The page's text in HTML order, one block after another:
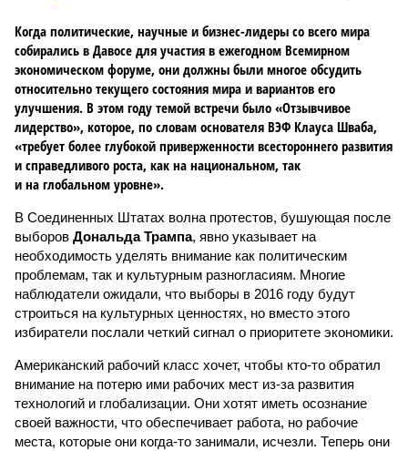
Когда политические, научные и бизнес-лидеры со всего мира
собирались в Давосе для участия в ежегодном Всемирном
экономическом форуме, они должны были многое обсудить
относительно текущего состояния мира и вариантов его
улучшения. В этом году темой встречи было «Отзывчивое
лидерство», которое, по словам основателя ВЭФ Клауса Шваба,
«требует более глубокой приверженности всестороннего развития
и справедливого роста, как на национальном, так
и на глобальном уровне».
В Соединенных Штатах волна протестов, бушующая после
выборов Дональда Трампа, явно указывает на
необходимость уделять внимание как политическим
проблемам, так и культурным разногласиям. Многие
наблюдатели ожидали, что выборы в 2016 году будут
строиться на культурных ценностях, но вместо этого
избиратели послали четкий сигнал о приоритете экономики.
Американский рабочий класс хочет, чтобы кто-то обратил
внимание на потерю ими рабочих мест из-за развития
технологий и глобализации. Они хотят иметь осознание
своей важности, что обеспечивает работа, но рабочие
места, которые они когда-то занимали, исчезли. Теперь они